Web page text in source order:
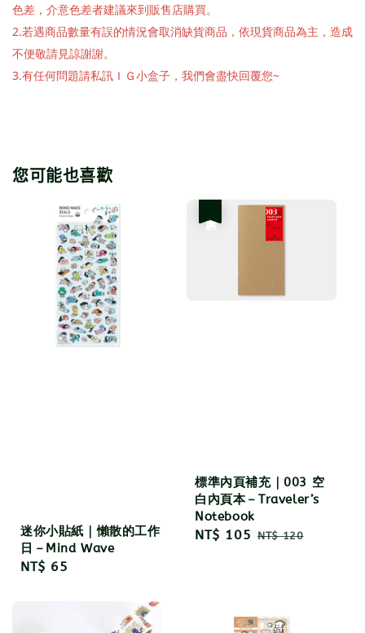
色差，介意色差者建議來到販售店購買。
2.若遇商品數量有誤的情況會取消缺貨商品，依現貨商品為主，造成
不便敬請見諒謝謝。
3.有任何問題請私訊ＩＧ小盒子，我們會盡快回覆您~
您可能也喜歡
迷你小貼紙｜懶散的工作
日－Mind Wave
Regular
NT$ 65
標準內頁補充｜003 空
白內頁本－Traveler’s
Notebook
Sale
NT$ 105 Regular
NT$ 120